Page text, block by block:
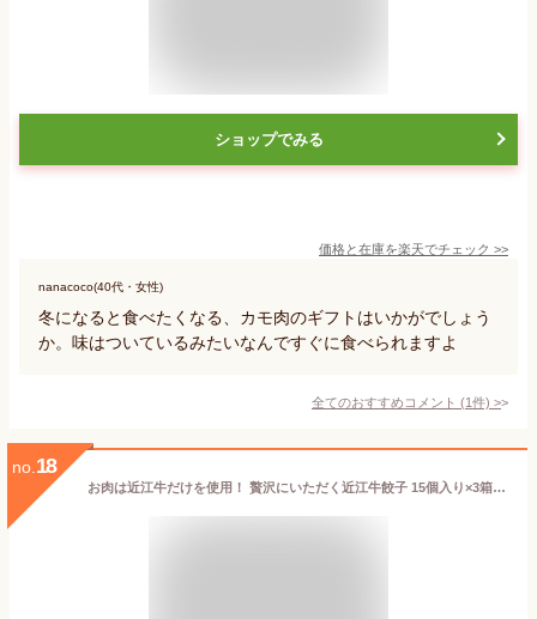
ショップでみる
価格と在庫を楽天でチェック >>
nanacoco(40代・女性)
冬になると食べたくなる、カモ肉のギフトはいかがでしょう
か。味はついているみたいなんですぐに食べられますよ
全てのおすすめコメント (1件) >
no. 18
お肉は近江牛だけを使用！ 贅沢にいただく近江牛餃子 15個入り×3箱 しゅうぼう本舗・滋賀県